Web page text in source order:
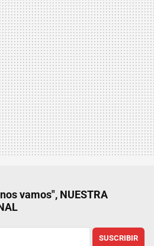
vamos", NUESTRA
SUSCRIBIR